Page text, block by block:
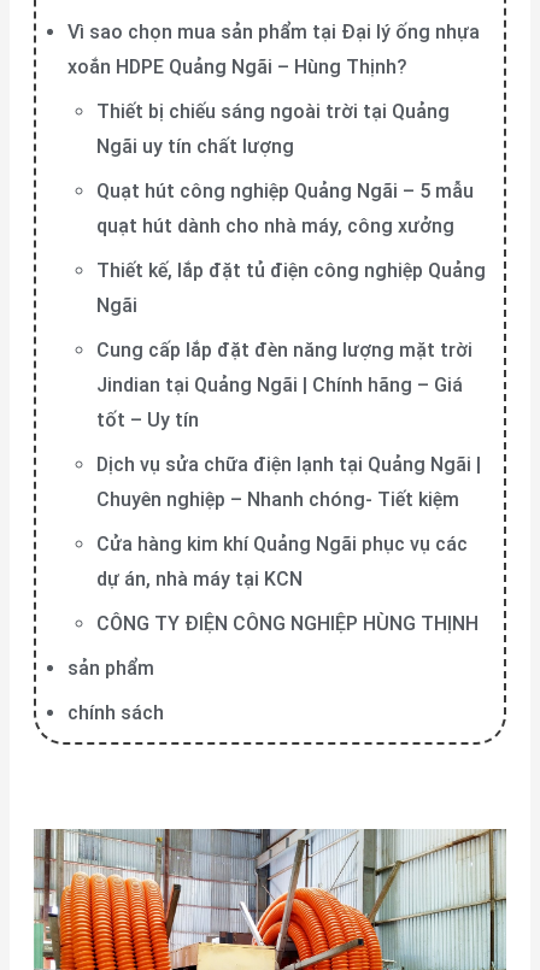
Vì sao chọn mua sản phẩm tại Đại lý ống nhựa
xoắn HDPE Quảng Ngãi – Hùng Thịnh?
Thiết bị chiếu sáng ngoài trời tại Quảng
Ngãi uy tín chất lượng
Quạt hút công nghiệp Quảng Ngãi – 5 mẫu
quạt hút dành cho nhà máy, công xưởng
Thiết kế, lắp đặt tủ điện công nghiệp Quảng
Ngãi
Cung cấp lắp đặt đèn năng lượng mặt trời
Jindian tại Quảng Ngãi | Chính hãng – Giá
tốt – Uy tín
Dịch vụ sửa chữa điện lạnh tại Quảng Ngãi |
Chuyên nghiệp – Nhanh chóng- Tiết kiệm
Cửa hàng kim khí Quảng Ngãi phục vụ các
dự án, nhà máy tại KCN
CÔNG TY ĐIỆN CÔNG NGHIỆP HÙNG THỊNH
sản phẩm
chính sách